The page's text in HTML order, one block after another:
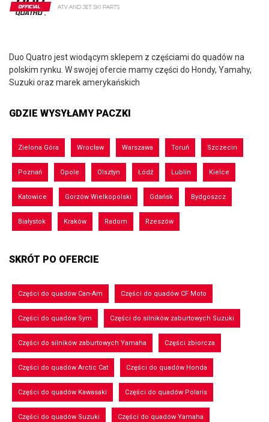
Duo Quatro jest wiodącym sklepem z częściami do quadów na
polskim rynku. W swojej ofercie mamy części do Hondy, Yamahy,
Suzuki oraz marek amerykańskich
GDZIE WYSYŁAMY PACZKI
Zielona Góra Wrocław Warszawa Toruń Szczecin
Poznań Opole Olsztyn Łódź Lublin Kielce
Katowice Gorzów Wielkopolski Gdańsk Bydgoszcz
Białystok Kraków Radom Rzeszów
SKRÓT PO OFERCIE
Części do quadów Can-Am Części do quadów CF Moto
Części do quadów Sym Części do silników zaburtowych Suzuki
Części do silników zaburtowych Yamaha Części zbiorcza
Części do quadów Arctic Cat Części do quadów Honda
Części do quadów Kawasaki Części do quadów Polaris
Części do quadów Suzuki Części do quadów Yamaha